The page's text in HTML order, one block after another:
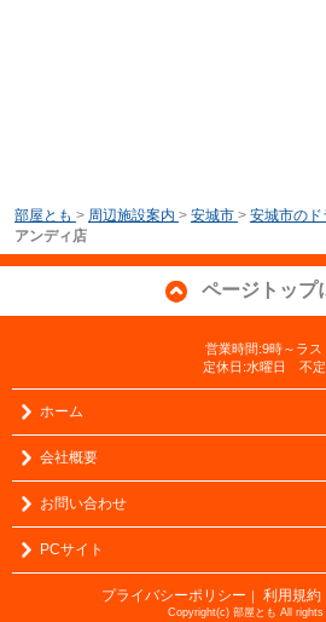
部屋とも > 周辺施設案内 > 安城市 > 安城市のド
アンディ店
ページトップ
営業時間:9時～ラス
定休日:水曜日 不
ホーム
会社概要
お問い合わせ
PCサイト
プライバシーポリシー ｜ 利用規約
Copyright(c) 部屋とも All rights